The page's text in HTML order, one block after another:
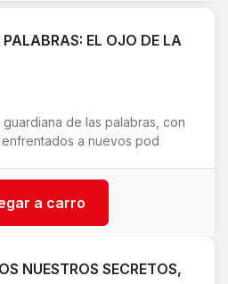
EL OJO DE LA
de las palabras, con
a nuevos pod
a carro
NUESTROS SECRETOS,